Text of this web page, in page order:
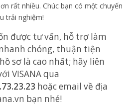
rất nhiều. Chúc bạn có một chuyến
trải nghiệm!
được tư vấn, hỗ trợ làm
chóng, thuận tiện
sơ là cao nhất; hãy liên
VISANA qua
hoặc email về địa
bạn nhé!